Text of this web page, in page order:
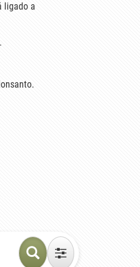
ligado a